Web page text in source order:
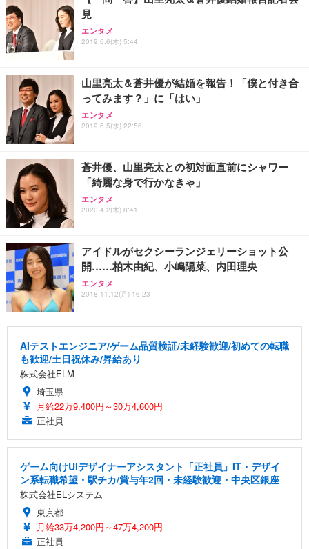
見
エンタメ
2019.6.6(木) 5:44
山里亮太＆蒼井優が結婚を報告！「僕と付き合
ってみます？」に「はい」
エンタメ
2019.6.5(水) 22:56
蒼井優、山里亮太との初対面直前にシャワー
「綺麗な身で行かなきゃ」
エンタメ
2020.4.2(木) 8:41
アイドルがセクシーランジェリーショット公
開……柏木由紀、小嶋陽菜、内田理央
エンタメ
2018.11.12(月) 16:23
AIテストエンジニア/ゲーム品質検証/未経験歓迎/初めての転職
も歓迎/土日祝休み/昇給あり
株式会社ELM
埼玉県
月給22万9,400円～30万4,600円
正社員
ゲーム向けUIデザイナーアシスタント「正社員」IT・デザイ
ン系転職希望・駅チカ/賞与年2回・未経験歓迎・中央区銀座
株式会社ELシステム
東京都
月給33万4,200円～47万4,200円
正社員